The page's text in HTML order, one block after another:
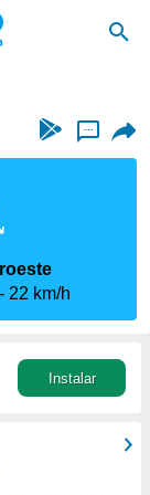
...
22 km/h
Instalar